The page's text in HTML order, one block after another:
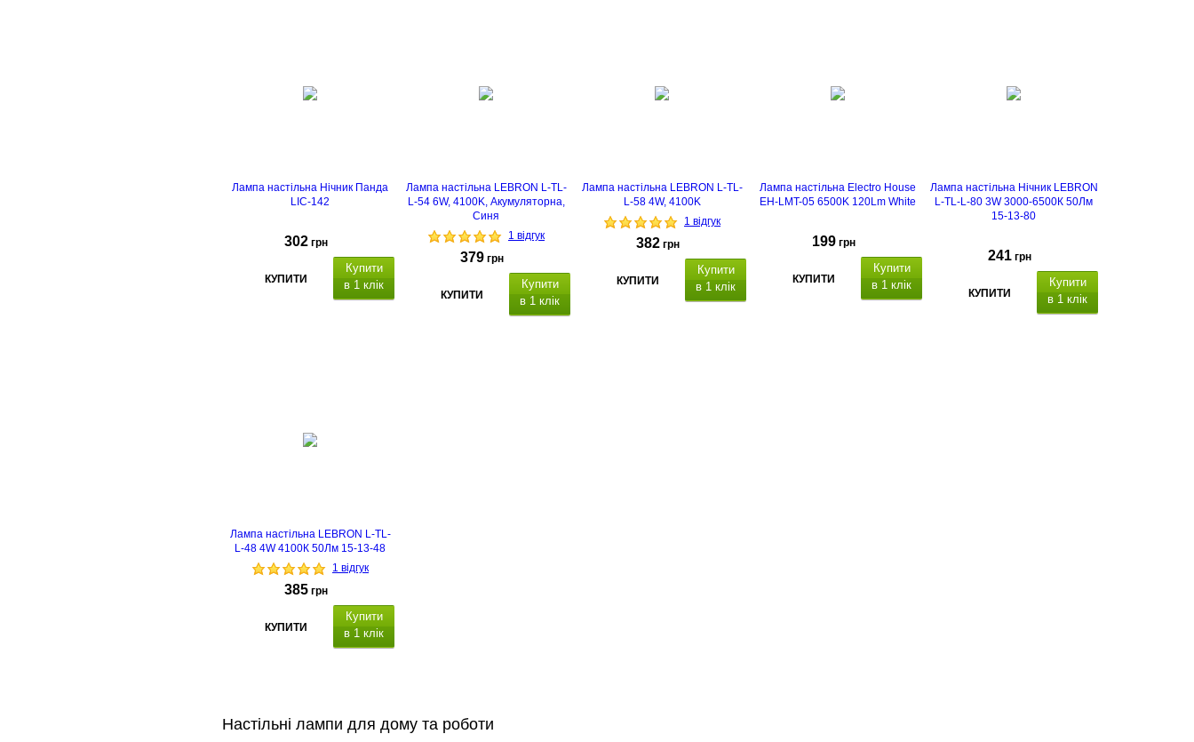
Лампа настільна Нічник Панда
LIC-142
302 грн
КУПИТИ
Купити
в 1 клік
Лампа настільна LEBRON L-TL-
L-54 6W, 4100K, Акумуляторна,
Синя
1 відгук
379 грн
КУПИТИ
Купити
в 1 клік
Лампа настільна LEBRON L-TL-
L-58 4W, 4100K
1 відгук
382 грн
КУПИТИ
Купити
в 1 клік
Лампа настільна Electro House
EH-LMT-05 6500K 120Lm White
199 грн
КУПИТИ
Купити
в 1 клік
Лампа настільна Нічник LEBRON
L-TL-L-80 3W 3000-6500К 50Лм
15-13-80
241 грн
КУПИТИ
Купити
в 1 клік
Лампа настільна LEBRON L-TL-
L-48 4W 4100К 50Лм 15-13-48
1 відгук
385 грн
КУПИТИ
Купити
в 1 клік
Настільні лампи для дому та роботи